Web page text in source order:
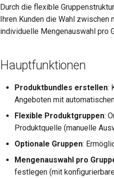
Durch die flexible
Ihren Kunden die Wahl zwischen
individuelle Mengenauswahl pro
Hauptfunktionen
Produktbundles erstellen:
Angeboten mit
Flexible Produktgruppen:
Produktquelle (manuelle
Optionale Gruppen:
Mengenauswahl pro
festlegen (mit